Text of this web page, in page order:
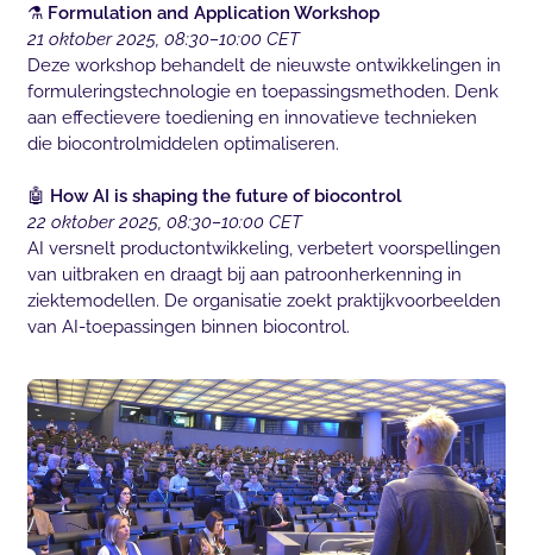
⚗️ Formulation and Application Workshop
21 oktober 2025, 08:30–10:00 CET
Deze workshop behandelt de nieuwste ontwikkelingen in
formuleringstechnologie en toepassingsmethoden. Denk
aan effectievere toediening en innovatieve technieken
die biocontrolmiddelen optimaliseren.
🤖 How AI is shaping the future of biocontrol
22 oktober 2025, 08:30–10:00 CET
AI versnelt productontwikkeling, verbetert voorspellingen
van uitbraken en draagt bij aan patroonherkenning in
ziektemodellen. De organisatie zoekt praktijkvoorbeelden
van AI-toepassingen binnen biocontrol.